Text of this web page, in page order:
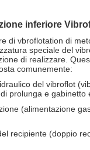
inferiore
di vbroflotation di
speciale del
di realizzare.
comunemente:
del vibroflot
prolunga e gabinetto
(alimentazione
recipiente (doppio